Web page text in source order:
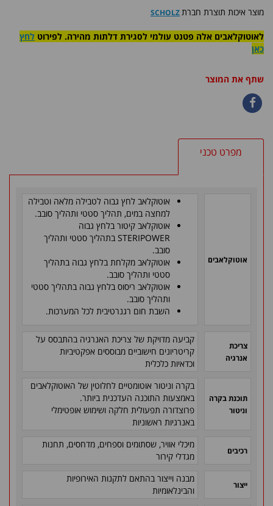
מוצר איכות תוצרת חברתSCHOLZ
לאוטוקלאבים אלה פטנט עולמי לסגירת דלתות מהירה. לפירוט לחץ
כאן
שתף את המוצר
מפרט טכני
אוטוקלאבים
אוטוקלאב לחץ גבוה לטבילה מלאה וטבילה
למחצה במים, תהליך סטטי ותהליך סובב.
אוטוקלאב קיטור בלחץ גבוה
STERIPOWER בתהליך סטטי ותהליך
סובב.
אוטוקלאב מקלחת בלחץ גבוה בתהליך
סטטי ותהליך סובב.
אוטוקלאב ריסוס בלחץ גבוה בתהליך סטטי
ותהליך סובב.
השבת חום רגנרטיבית לכל המערכות.
צריכת
אנרגיה
קביעה מדויקת של צריכת האנרגיה בהתבסס על
קריטריונים חישוביים מבוססים אפקטיביות
וכדאיות כלכלית
תוכנת בקרה
וניטור
בקרה וניטור אוטומטיים לחלוטין של האוטוקלאבים
באמצעות התוכנה העדכנית ביותר.
פרוצדורה תפעולית חלקה ושימוש אופטימלי
באנרגיות ראשוניות
רכיבים
מיכלי אוויר, שסתומים וספחים, מדחסים, תחנות
מגדלי קירור
ייצור
מבנה וייצור בהתאם לתקנות האירופיות
והבינלאומיות